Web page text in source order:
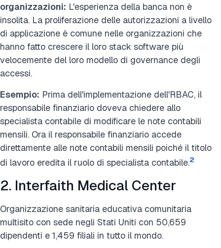
organizzazioni: L'esperienza della banca non è
insolita. La proliferazione delle autorizzazioni a livello
di applicazione è comune nelle organizzazioni che
hanno fatto crescere il loro stack software più
velocemente del loro modello di governance degli
accessi.
Esempio: Prima dell'implementazione dell'RBAC, il
responsabile finanziario doveva chiedere allo
specialista contabile di modificare le note contabili
mensili. Ora il responsabile finanziario accede
direttamente alle note contabili mensili poiché il titolo
di lavoro eredita il ruolo di specialista contabile.2
2. Interfaith Medical Center
Organizzazione sanitaria educativa comunitaria
multisito con sede negli Stati Uniti con 50,659
dipendenti e 1,459 filiali in tutto il mondo.